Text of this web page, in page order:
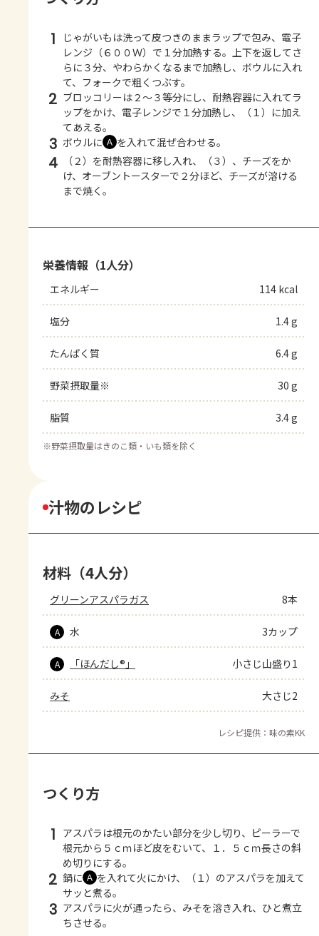
1
じゃがいもは洗って皮つきのままラップで包み、電子
レンジ（６００Ｗ）で１分加熱する。上下を返してさ
らに３分、やわらかくなるまで加熱し、ボウルに入れ
て、フォークで粗くつぶす。
2 ブロッコリーは２～３等分にし、耐熱容器に入れてラ
ップをかけ、電子レンジで１分加熱し、（１）に加え
てあえる。
3 ボウルに Ａ を入れて混ぜ合わせる。
4
（２）を耐熱容器に移し入れ、（３）、チーズをか
け、オーブントースターで２分ほど、チーズが溶ける
まで焼く。
栄養情報（1人分）
エネルギー 114 kcal
塩分 1.4 g
たんぱく質 6.4 g
野菜摂取量※ 30 g
脂質 3.4 g
※野菜摂取量はきのこ類・いも類を除く
汁物のレシピ
材料（4人分）
グリーンアスパラガス 8本
A 水 3カップ
A 「ほんだし®」 小さじ山盛り1
みそ 大さじ2
レシピ提供：味の素KK
つくり方
1 アスパラは根元のかたい部分を少し切り、ピーラーで
根元から５ｃｍほど皮をむいて、１．５ｃｍ長さの斜
め切りにする。
2 鍋に Ａ を入れて火にかけ、（１）のアスパラを加えて
サッと煮る。
3 アスパラに火が通ったら、みそを溶き入れ、ひと煮立
ちさせる。